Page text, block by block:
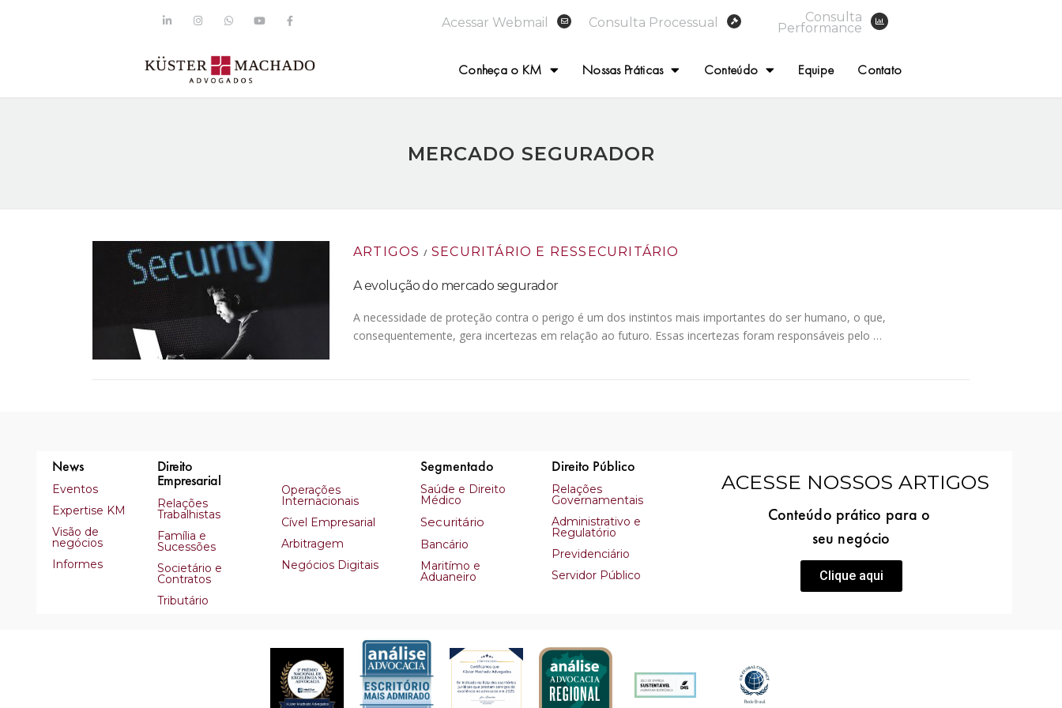
Acessar Webmail Consulta Processual Consulta
Performance
Conheça o KM Nossas Práticas Conteúdo Equipe Contato
MERCADO SEGURADOR
ARTIGOS /SECURITÁRIO E RESSECURITÁRIO
A evolução do mercado segurador
A necessidade de proteção contra o perigo é um dos instintos mais importantes do ser humano, o que,
consequentemente, gera incertezas em relação ao futuro. Essas incertezas foram responsáveis pelo …
News
Eventos
Expertise KM
Visão de
negócios
Informes
Direito
Empresarial
Relações
Trabalhistas
Família e
Sucessões
Societário e
Contratos
Tributário
Operações
Internacionais
Cível Empresarial
Arbitragem
Negócios Digitais
Segmentado
Saúde e Direito
Médico
Securitário
Bancário
Maritímo e
Aduaneiro
Direito Público
Relações
Governamentais
Administrativo e
Regulatório
Previdenciário
Servidor Público
ACESSE NOSSOS ARTIGOS
Conteúdo prático para o
seu negócio
Clique aqui